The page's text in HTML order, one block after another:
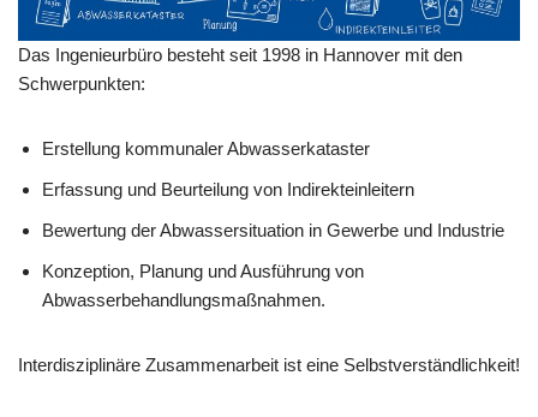
Das Ingenieurbüro besteht seit 1998 in Hannover mit den
Schwerpunkten:
Erstellung kommunaler Abwasserkataster
Erfassung und Beurteilung von Indirekteinleitern
Bewertung der Abwassersituation in Gewerbe und Industrie
Konzeption, Planung und Ausführung von
Abwasserbehandlungsmaßnahmen.
Interdisziplinäre Zusammenarbeit ist eine Selbstverständlichkeit!